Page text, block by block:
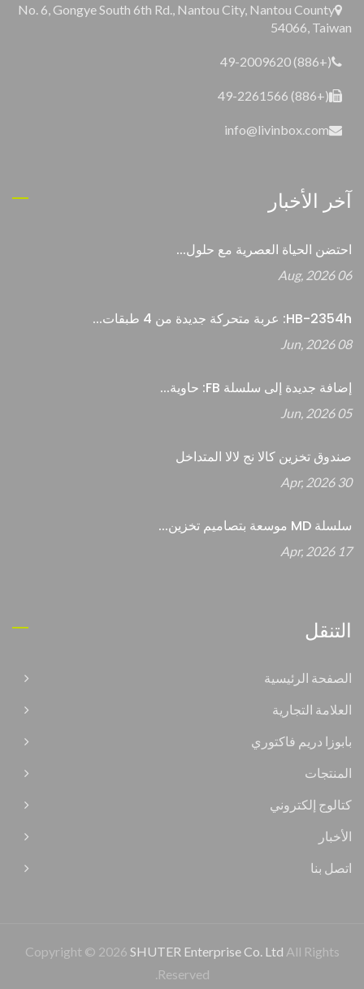
No. 6, Gongye South 6th Rd., Nantou City, Nantou County
54066, Taiwan
(+886) 49-2009620
(+886) 49-2261566
info@livinbox.com
آخر الأخبار
احتضن الحياة العصرية مع حلول...
06 Aug, 2026
HB-2354h: عربة متحركة جديدة من 4 طبقات...
08 Jun, 2026
إضافة جديدة إلى سلسلة FB: حاوية...
05 Jun, 2026
صندوق تخزين كالا نج لالا المتداخل
30 Apr, 2026
سلسلة MD موسعة بتصاميم تخزين...
17 Apr, 2026
التنقل
الصفحة الرئيسية
العلامة التجارية
بابوزا دريم فاكتوري
المنتجات
كتالوج إلكتروني
الأخبار
اتصل بنا
Copyright © 2026 SHUTER Enterprise Co. Ltd All Rights
Reserved.